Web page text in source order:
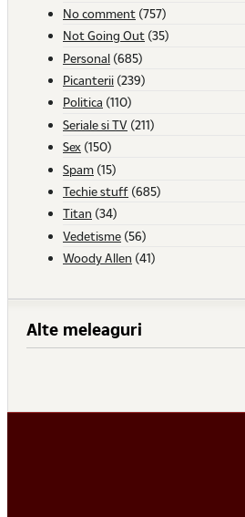
No comment (757)
Not Going Out (35)
Personal (685)
Picanterii (239)
Politica (110)
Seriale si TV (211)
Sex (150)
Spam (15)
Techie stuff (685)
Titan (34)
Vedetisme (56)
Woody Allen (41)
Alte meleaguri